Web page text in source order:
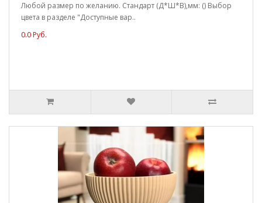
Любой размер по желанию. Стандарт (Д*Ш*В),мм: () Выбор
цвета в разделе "Доступные вар..
0.0 Руб.